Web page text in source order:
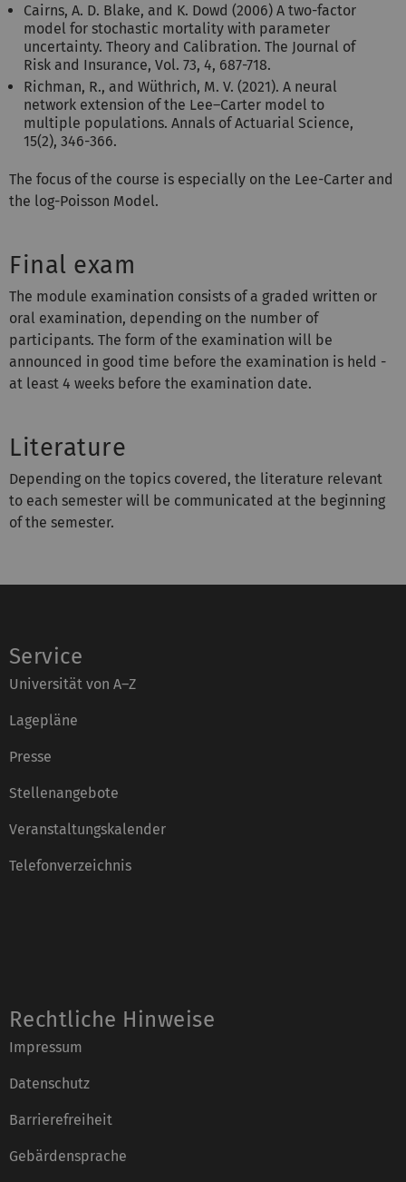
Cairns, A. D. Blake, and K. Dowd (2006) A two-factor
model for stochastic mortality with parameter
uncertainty. Theory and Calibration. The Journal of
Risk and Insurance, Vol. 73, 4, 687-718.
Richman, R., and Wüthrich, M. V. (2021). A neural
network extension of the Lee–Carter model to
multiple populations. Annals of Actuarial Science,
15(2), 346-366.
The focus of the course is especially on the Lee-Carter and
the log-Poisson Model.
Final exam
The module examination consists of a graded written or
oral examination, depending on the number of
participants. The form of the examination will be
announced in good time before the examination is held -
at least 4 weeks before the examination date.
Literature
Depending on the topics covered, the literature relevant
to each semester will be communicated at the beginning
of the semester.
Service
Universität von A–Z
Lagepläne
Presse
Stellenangebote
Veranstaltungskalender
Telefonverzeichnis
Rechtliche Hinweise
Impressum
Datenschutz
Barrierefreiheit
Gebärdensprache